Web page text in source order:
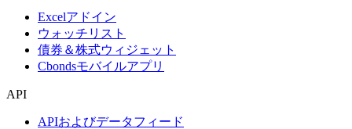
Excelアドイン
ウォッチリスト
債券＆株式ウィジェット
Cbondsモバイルアプリ
API
APIおよびデータフィード